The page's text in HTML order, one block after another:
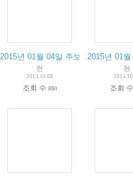
2015년 01월 04일 주보
현
2015.10.08
조회 수 880
2015년 01
현
조회